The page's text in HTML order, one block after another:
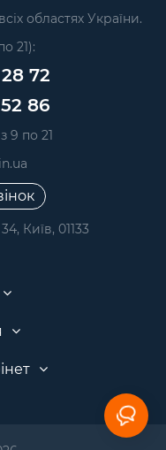
областях України.
21):
72
86
9 по 21
Київ, 01133